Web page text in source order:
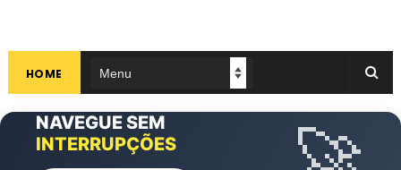
HOME
CLUBE DAS
ESTAMPAS
NAVEGUE SEM
INTERRUPÇÕES
EXCLUSIVAS